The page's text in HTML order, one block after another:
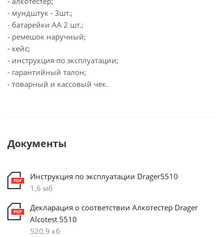
- мундштук - 3шт.;
- батарейки АА 2 шт.;
- ремешок наручный;
- кейс;
- инструкция по эксплуатации;
- гарантийный талон;
- товарный и кассовый чек.
Документы
Инструкция по эксплуатации Drager5510
1,6 мб
Декларация о соответствии Алкотестер Drager
Alcotest 5510
520,9 кб